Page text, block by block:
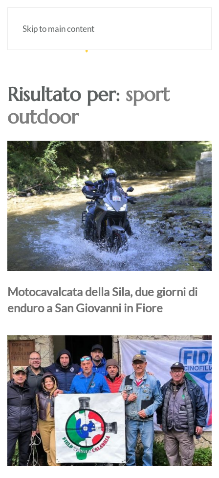
Skip to main content
Risultato per: sport
outdoor
Motocavalcata della Sila, due giorni di
enduro a San Giovanni in Fiore